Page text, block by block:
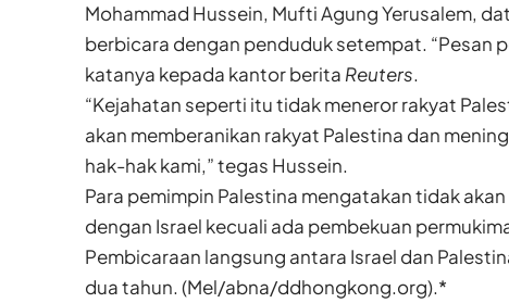
Mohammad Hussein, Mufti Agung Yerusalem,
berbicara dengan penduduk setempat. “Pesan
katanya kepada kantor berita Reuters.
“Kejahatan seperti itu tidak meneror rakyat
akan memberanikan rakyat Palestina dan
hak-hak kami,” tegas Hussein.
Para pemimpin Palestina mengatakan tidak
dengan Israel kecuali ada pembekuan
Pembicaraan langsung antara Israel dan
dua tahun. (Mel/abna/ddhongkong.org).*